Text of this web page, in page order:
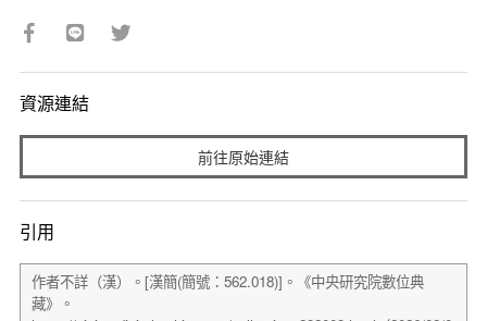
資源連結
前往原始連結
引用